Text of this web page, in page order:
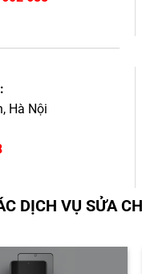
Hà Nội
DỊCH VỤ SỬA